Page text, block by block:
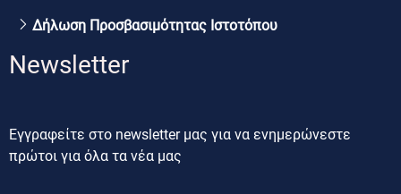
Δήλωση Προσβασιμότητας Ιστοτόπου
Newsletter
Εγγραφείτε στο newsletter μας για να ενημερώνεστε
πρώτοι για όλα τα νέα μας